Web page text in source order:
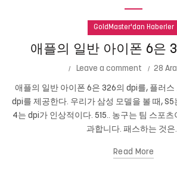
GoldMaster'dan Haberler
애플의 일반 아이폰 6은
Leave a comment 28
애플의 일반 아이폰 6은 326의 dpi를, 플러스
dpi를 제공한다. 우리가 삼성 모델을 볼 때,
4는 dpi가 인상적이다. 515.. 농구는 팀 스포
과합니다. 패스하는 것은
Read More